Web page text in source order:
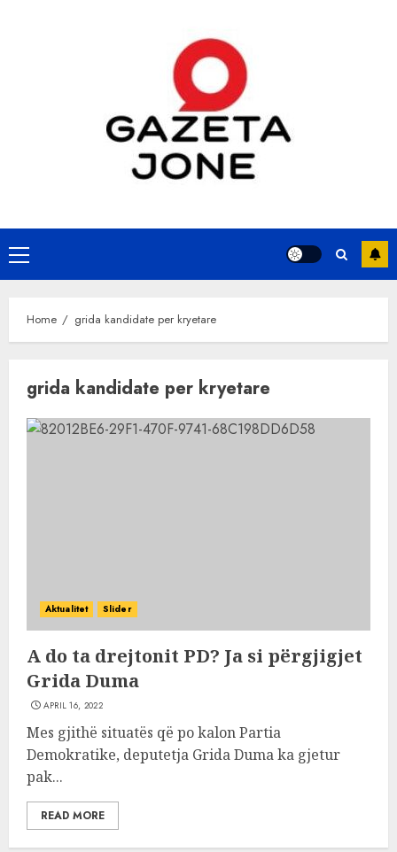
Primary
Menu
Home grida kandidate per kryetare
grida kandidate per kryetare
Aktualitet Slider
A do ta drejtonit PD? Ja si përgjigjet
Grida Duma
APRIL 16, 2022
Mes gjithë situatës që po kalon Partia
Demokratike, deputetja Grida Duma ka gjetur
pak...
READ MORE